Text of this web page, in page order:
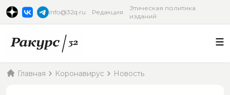
info@32q.ru Редакция
Этическая политика
изданий
Главная Коронавирус Новость